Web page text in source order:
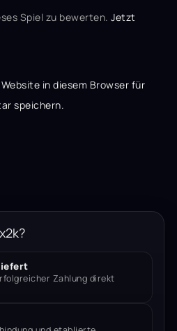
Spiel zu bewerten. Jetzt
in diesem Browser für
speichern.
Zahlung direkt